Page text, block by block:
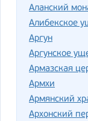
Аланский
Алибекское
Аргун
Аргунское
Армазская
Армхи
Армянский
Архонский